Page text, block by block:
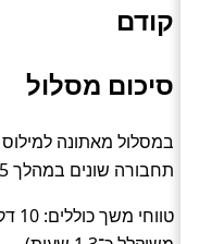
קודם
סיכום מסלול
תחבורה שונים במהלך 365 הימים האחרונים.